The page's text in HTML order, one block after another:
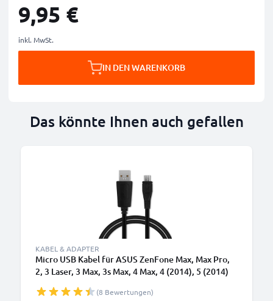
9,95 €
inkl. MwSt.
IN DEN WARENKORB
Das könnte Ihnen auch gefallen
KABEL & ADAPTER
Micro USB Kabel für ASUS ZenFone Max, Max Pro,
2, 3 Laser, 3 Max, 3s Max, 4 Max, 4 (2014), 5 (2014)
für Smartphone(8 Bewertungen)